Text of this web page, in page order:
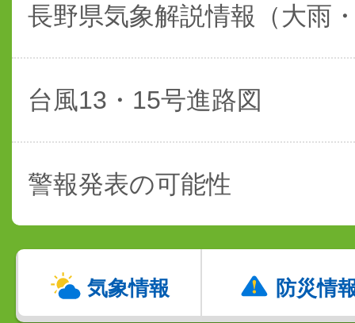
長野県気象解説情報（大雨
台風13・15号進路図
警報発表の可能性
気象情報 防災情